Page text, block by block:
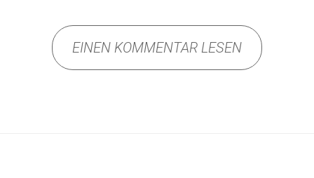
EINEN KOMMENTAR LESEN